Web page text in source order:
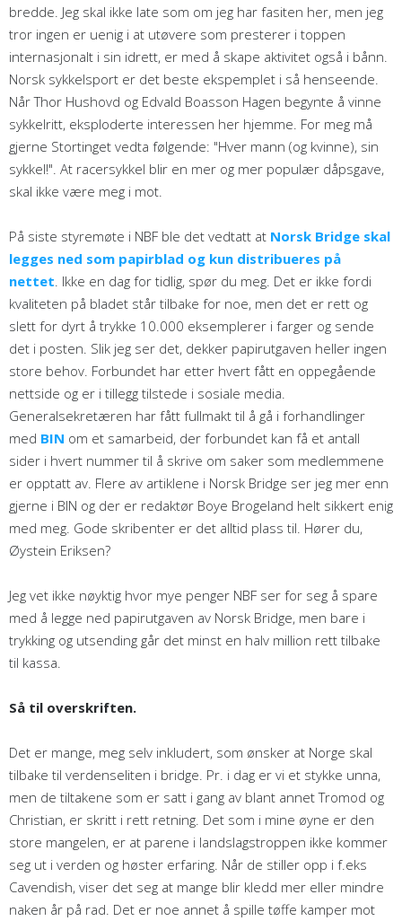
bredde. Jeg skal ikke late som om jeg har fasiten her, men jeg
tror ingen er uenig i at utøvere som presterer i toppen
internasjonalt i sin idrett, er med å skape aktivitet også i bånn.
Norsk sykkelsport er det beste ekspemplet i så henseende.
Når Thor Hushovd og Edvald Boasson Hagen begynte å vinne
sykkelritt, eksploderte interessen her hjemme. For meg må
gjerne Stortinget vedta følgende: "Hver mann (og kvinne), sin
sykkel!". At racersykkel blir en mer og mer populær dåpsgave,
skal ikke være meg i mot.
På siste styremøte i NBF ble det vedtatt at Norsk Bridge skal
legges ned som papirblad og kun distribueres på
nettet. Ikke en dag for tidlig, spør du meg. Det er ikke fordi
kvaliteten på bladet står tilbake for noe, men det er rett og
slett for dyrt å trykke 10.000 eksemplerer i farger og sende
det i posten. Slik jeg ser det, dekker papirutgaven heller ingen
store behov. Forbundet har etter hvert fått en oppegående
nettside og er i tillegg tilstede i sosiale media.
Generalsekretæren har fått fullmakt til å gå i forhandlinger
med BIN om et samarbeid, der forbundet kan få et antall
sider i hvert nummer til å skrive om saker som medlemmene
er opptatt av. Flere av artiklene i Norsk Bridge ser jeg mer enn
gjerne i BIN og der er redaktør Boye Brogeland helt sikkert enig
med meg. Gode skribenter er det alltid plass til. Hører du,
Øystein Eriksen?
Jeg vet ikke nøyktig hvor mye penger NBF ser for seg å spare
med å legge ned papirutgaven av Norsk Bridge, men bare i
trykking og utsending går det minst en halv million rett tilbake
til kassa.
Så til overskriften.
Det er mange, meg selv inkludert, som ønsker at Norge skal
tilbake til verdenseliten i bridge. Pr. i dag er vi et stykke unna,
men de tiltakene som er satt i gang av blant annet Tromod og
Christian, er skritt i rett retning. Det som i mine øyne er den
store mangelen, er at parene i landslagstroppen ikke kommer
seg ut i verden og høster erfaring. Når de stiller opp i f.eks
Cavendish, viser det seg at mange blir kledd mer eller mindre
naken år på rad. Det er noe annet å spille tøffe kamper mot